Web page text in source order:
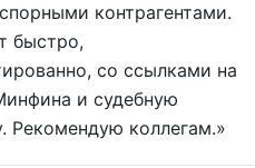
контрагентами.
быстро,
со ссылками на
и судебную
Рекомендую коллегам.»